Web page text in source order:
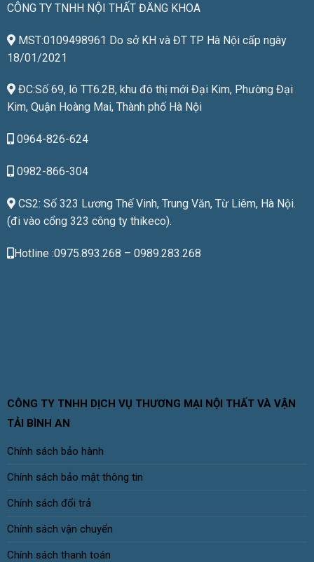
CÔNG TY TNHH NỘI THẤT ĐĂNG KHOA
MST:0109498961 Do sở KH và ĐT TP Hà Nội cấp ngày
18/01/2021
ĐC:Số 69, lô TT6.2B, khu đô thị mới Đại Kim, Phường Đại
Kim, Quận Hoàng Mai, Thành phố Hà Nội
0964-826-624
0982-866-304
CS2: Số 323 Lương Thế Vinh, Trung Văn, Từ Liêm, Hà Nội.
(đi vào cổng 323 công ty thikeco).
Hotline :0975.893.268 – 0989.283.268
CÔNG TY TNHH DỊCH VỤ THƯƠNG MẠI NỘI THẤT VÀ VẬN
TẢI BÌNH AN
Chính sách bảo hành
Chính sách bảo mật thông tin
Chính sách đổi trả
Chính sách vận chuyển
Chính sách thanh toán